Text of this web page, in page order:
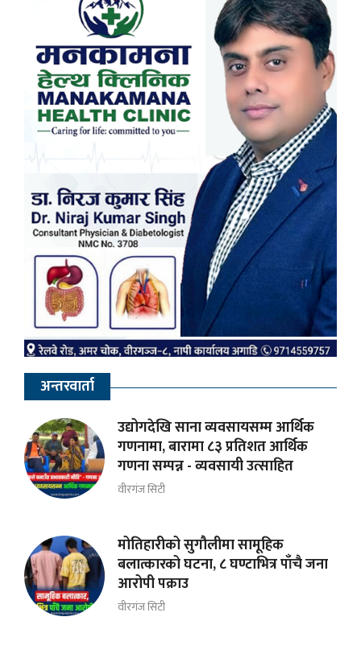
अन्तरवार्ता
उद्योगदेखि साना व्यवसायसम्म आर्थिक
गणनामा, बारामा ८३ प्रतिशत आर्थिक
गणना सम्पन्न - व्यवसायी उत्साहित
वीरगंज सिटी
मोतिहारीको सुगौलीमा सामूहिक
बलात्कारको घटना, ८ घण्टाभित्र पाँचै जना
आरोपी पक्राउ
वीरगंज सिटी